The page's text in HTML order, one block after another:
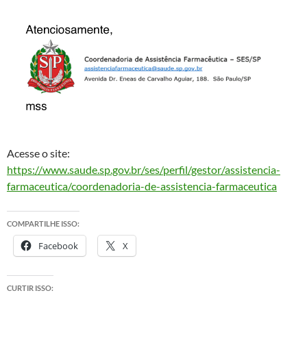
Acesse o site:
https://www.saude.sp.gov.br/ses/perfil/gestor/assistencia-
farmaceutica/coordenadoria-de-assistencia-farmaceutica
COMPARTILHE ISSO:
Facebook X
CURTIR ISSO: